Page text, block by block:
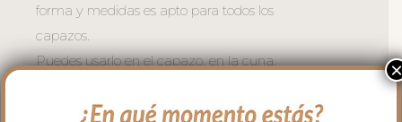
forma y medidas es apto para todos los
capazos.
Puedes usarlo en el capazo, en la cuna,
Es un saquito cruzado en los laterales y
×